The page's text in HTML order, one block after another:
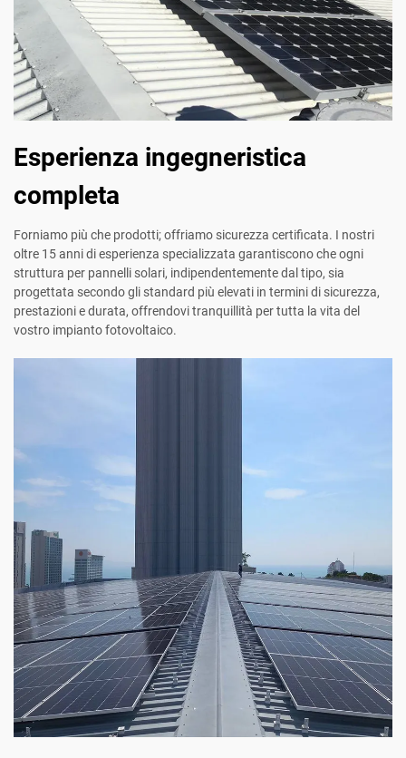
Esperienza ingegneristica
completa
Forniamo più che prodotti; offriamo sicurezza certificata. I nostri
oltre 15 anni di esperienza specializzata garantiscono che ogni
struttura per pannelli solari, indipendentemente dal tipo, sia
progettata secondo gli standard più elevati in termini di sicurezza,
prestazioni e durata, offrendovi tranquillità per tutta la vita del
vostro impianto fotovoltaico.